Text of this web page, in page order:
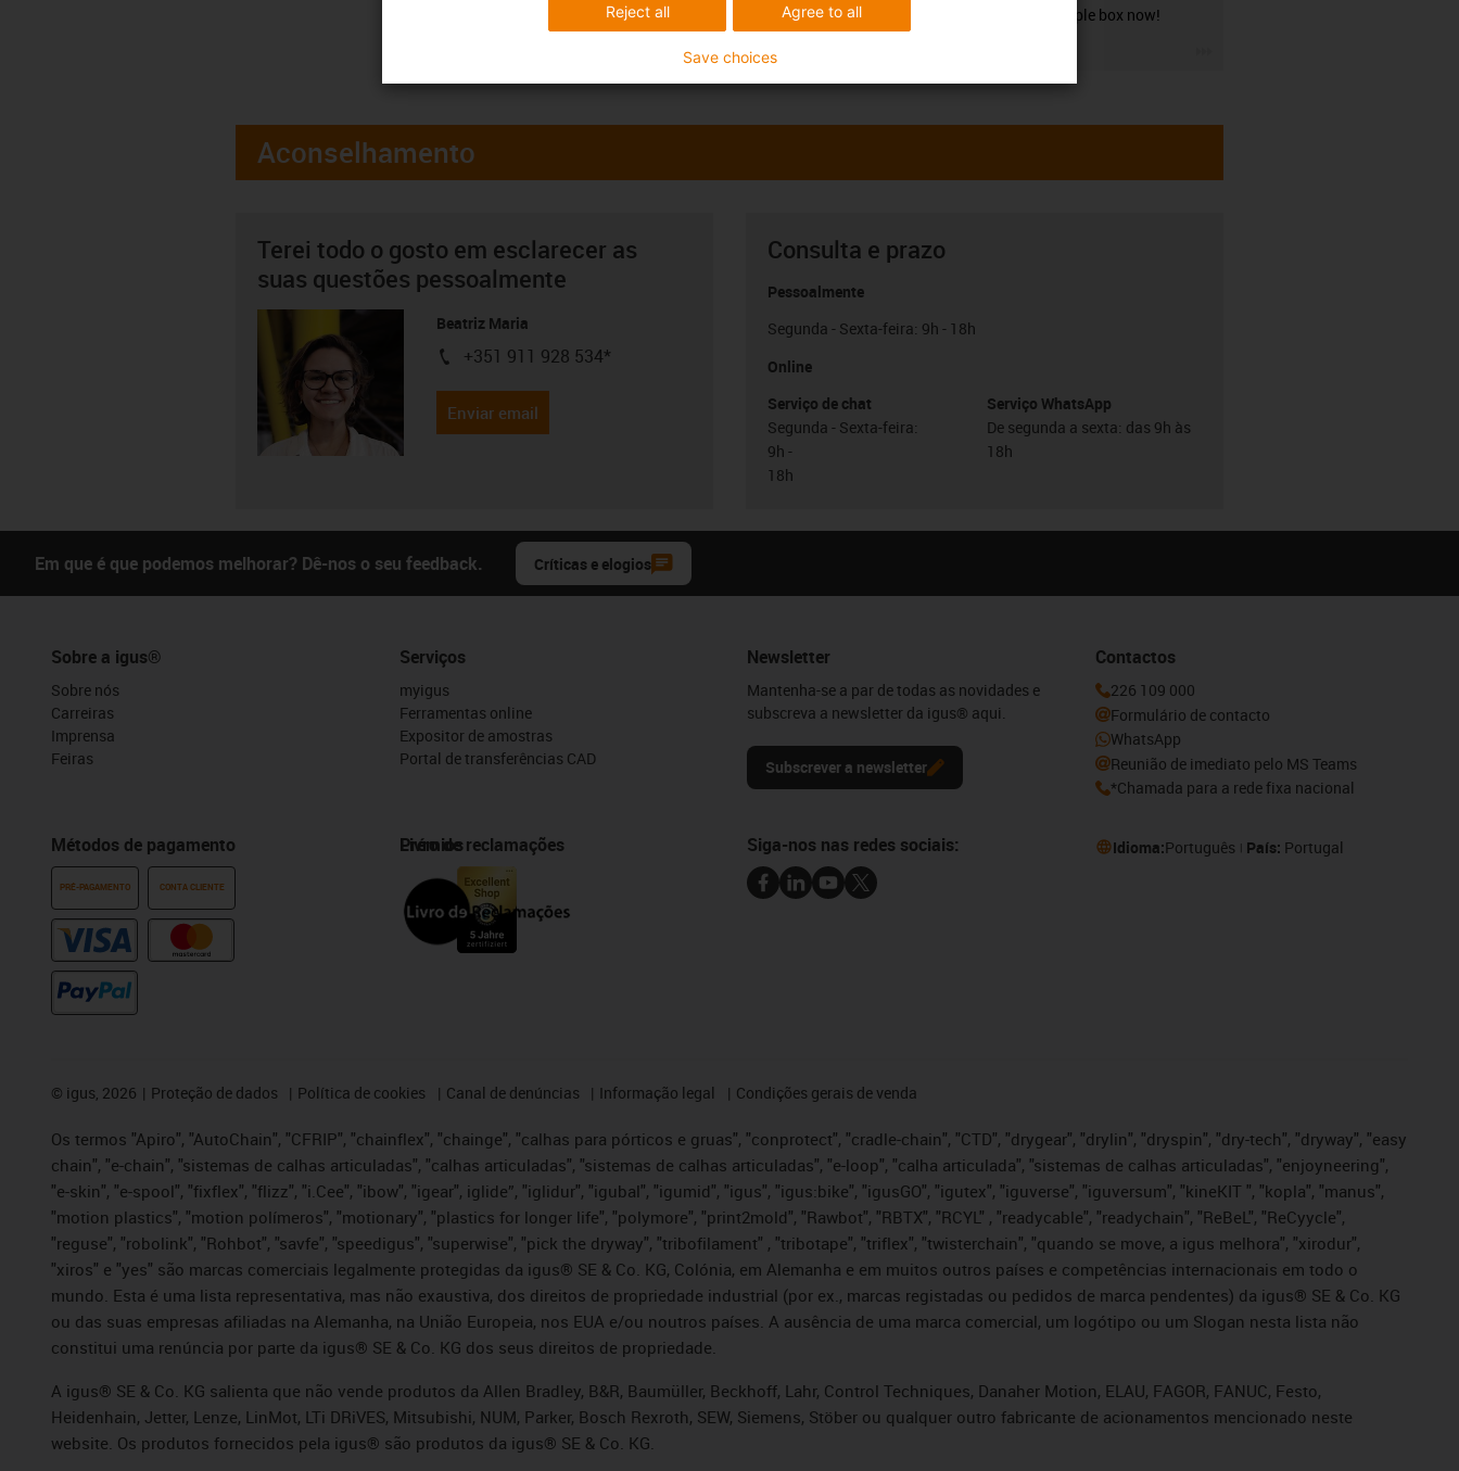
guide sample box now!
Aconselhamento
Terei todo o gosto em esclarecer as
suas questões pessoalmente
Beatriz Maria
igus-icon-phone
+351 911 928 534*
Enviar email
Consulta e prazo
Pessoalmente
Segunda - Sexta-feira: 9h - 18h
Online
Serviço de chat
Segunda - Sexta-feira:
9h -
18h
Serviço WhatsApp
De segunda a sexta: das 9h às
18h
Em que é que podemos melhorar? Dê-nos o seu feedback. Críticas e elogios
Sobre a igus®
Sobre nós
Carreiras
Imprensa
Feiras
Métodos de pagamento
PRÉ-PAGAMENTO CONTA CLIENTE
Serviços
myigus
Ferramentas online
Expositor de amostras
Portal de transferências CAD
Prémios
Livro de reclamações
Newsletter
Mantenha-se a par de todas as novidades e
subscreva a newsletter da igus® aqui.
Subscrever a newsletter
Contactos
226 109 000
Formulário de contacto
WhatsApp
Reunião de imediato pelo MS Teams
*Chamada para a rede fixa nacional
Siga-nos nas redes sociais: Idioma:Português País: Portugal
© igus, 2026 Proteção de dados Política de cookies Canal de denúncias Informação legal Condições gerais de venda
Os termos "Apiro", "AutoChain", "CFRIP", "chainflex", "chainge", "calhas para pórticos e gruas", "conprotect", "cradle-chain", "CTD", "drygear", "drylin", "dryspin", "dry-tech", "dryway", "easy
chain", "e-chain", "sistemas de calhas articuladas", "calhas articuladas", "sistemas de calhas articuladas", "e-loop", "calha articulada", "sistemas de calhas articuladas", "enjoyneering",
"e-skin", "e-spool", "fixflex", "flizz", "i.Cee", "ibow", "igear", iglide”, "iglidur", "igubal", "igumid", "igus", "igus:bike", "igusGO", "igutex", "iguverse", "iguversum", "kineKIT ", "kopla", "manus",
"motion plastics", "motion polímeros", "motionary", "plastics for longer life", "polymore", "print2mold", "Rawbot", "RBTX", "RCYL" , "readycable", "readychain", "ReBeL", "ReCyycle",
"reguse", "robolink", "Rohbot", "savfe", "speedigus", "superwise", "pick the dryway", "tribofilament" , "tribotape", "triflex", "twisterchain", "quando se move, a igus melhora", "xirodur",
"xiros" e "yes" são marcas comerciais legalmente protegidas da igus® SE & Co. KG, Colónia, em Alemanha e em muitos outros países e competências internacionais em todo o
mundo. Esta é uma lista representativa, mas não exaustiva, dos direitos de propriedade industrial (por ex., marcas registadas ou pedidos de marca pendentes) da igus® SE & Co. KG
ou das suas empresas afiliadas na Alemanha, na União Europeia, nos EUA e/ou noutros países. A ausência de uma marca comercial, um logótipo ou um Slogan nesta lista não
constitui uma renúncia por parte da igus® SE & Co. KG dos seus direitos de propriedade.
A igus® SE & Co. KG salienta que não vende produtos da Allen Bradley, B&R, Baumüller, Beckhoff, Lahr, Control Techniques, Danaher Motion, ELAU, FAGOR, FANUC, Festo,
Heidenhain, Jetter, Lenze, LinMot, LTi DRiVES, Mitsubishi, NUM, Parker, Bosch Rexroth, SEW, Siemens, Stöber ou qualquer outro fabricante de acionamentos mencionado neste
website. Os produtos fornecidos pela igus® são produtos da igus® SE & Co. KG.
Agree to all
Reject all
Save choices